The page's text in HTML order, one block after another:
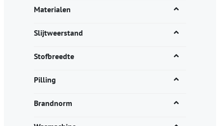
Materialen
Slijtweerstand
Stofbreedte
Pilling
Brandnorm